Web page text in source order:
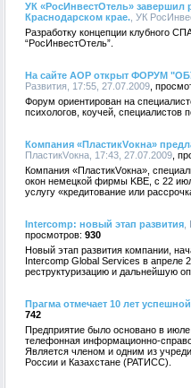
УК «РосИнвестОтель» завершил
Краснодарском крае. , УК
Разработку концепции клубного
“РосИнвестОтель”.
На сайте АОР открыт ФОРУМ
Развития, 17:55, 27.07.2009
Форум ориентирован на
психологов, коучей, специалистов
Компания «ПластикVокна»
ПластикVокна, 17:43, 27.07.2009
Компания «ПластикVокна»,
окон немецкой фирмы KBE, с 22
услугу «кредитование или
Intercomp: новый этап развития
930
Новый этап развития компании,
Intercomp Global Services в апреле
реструктуризацию и дальнейшую
Прагма отмечает 10 лет
742
Предприятие было основано в
телефонная информационно-
Является членом и одним из
России и Казахстане (РАТИСС).